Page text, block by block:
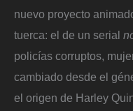
nuevo proyecto
tuerca: el de un serial
policías corruptos,
cambiado desde el
el origen de Harley